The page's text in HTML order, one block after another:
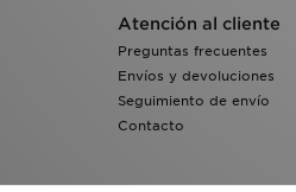
Atención al cliente
Preguntas frecuentes
Envíos y devoluciones
Seguimiento de envío
Contacto